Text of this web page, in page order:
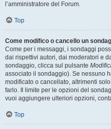
l’amministratore del Forum.
Top
Come modifico o cancello un
Come per i messaggi, i sondaggi
dai rispettivi autori, dai moderatori e
sondaggio, clicca sul pulsante
associato il sondaggio). Se nessuno
modificato o cancellato, altrimenti
farlo. Il limite per le opzioni del
vuoi aggiungere ulteriori opzioni,
Top